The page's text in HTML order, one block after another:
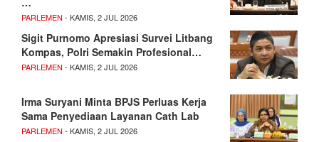
PARLEMEN - KAMIS, 2 JUL 2026
Sigit Purnomo Apresiasi Survei Litbang
Kompas, Polri Semakin Profesional…
PARLEMEN - KAMIS, 2 JUL 2026
Irma Suryani Minta BPJS Perluas Kerja
Sama Penyediaan Layanan Cath Lab
PARLEMEN - KAMIS, 2 JUL 2026